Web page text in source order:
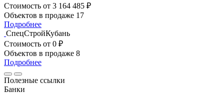
Стоимость от 3 164 485 ₽
Объектов в продаже 17
Подробнее
СпецСтройКубань
Стоимость от 0 ₽
Объектов в продаже 8
Подробнее
Полезные ссылки
Банки